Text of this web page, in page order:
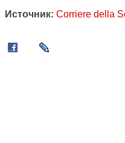
Источник: Corriere della